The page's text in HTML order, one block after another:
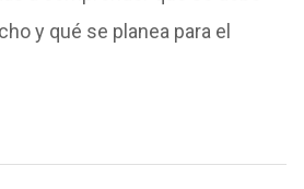
y qué se planea para el